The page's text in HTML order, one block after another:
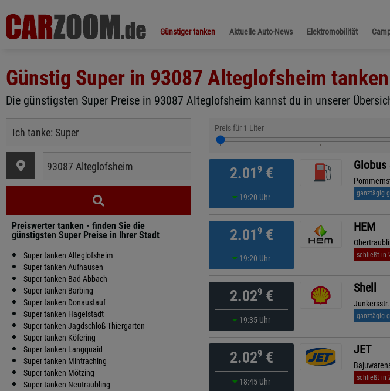
Günstiger tanken Aktuelle Auto-News Elektromobilität
Günstig Super in 93087 Alteglofsheim tanken
Die günstigsten Super Preise in 93087 Alteglofsheim kannst du in unserer
Preiswerter tanken - finden Sie die
günstigsten Super Preise in Ihrer Stadt
Super tanken Alteglofsheim
Super tanken Aufhausen
Super tanken Bad Abbach
Super tanken Barbing
Super tanken Donaustauf
Super tanken Hagelstadt
Super tanken Jagdschloß Thiergarten
Super tanken Köfering
Super tanken Langquaid
Super tanken Mintraching
Super tanken Mötzing
Super tanken Neutraubling
Preis für 1 Liter
2.01 9€
19:20 Uhr
Globus
ganztägig
2.01 9€
19:20 Uhr
HEM
schließt in
2.029€
19:35 Uhr
Shell
ganztägig
2.029€
18:45 Uhr
JET
schließt in